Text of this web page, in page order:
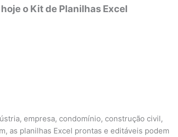
o Kit de Planilhas Excel
empresa, condomínio, construção civil,
as planilhas Excel prontas e editáveis podem